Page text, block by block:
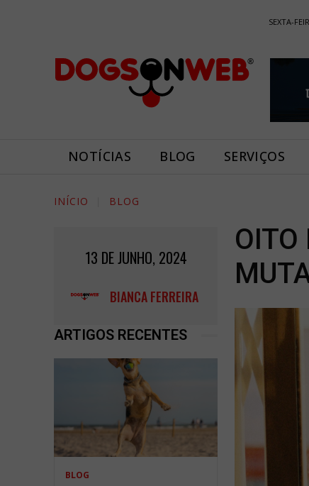
SEXTA-
NOTÍCIAS BLOG SERVIÇOS
INÍCIO BLOG
13 DE JUNHO, 2024
BIANCA FERREIRA
ARTIGOS RECENTES
BLOG
OITO